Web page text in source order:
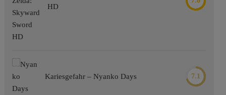
HD
Kariesgefahr – Nyanko Days 7.1